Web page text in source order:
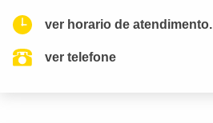
ver horario de atendimento.
ver telefone